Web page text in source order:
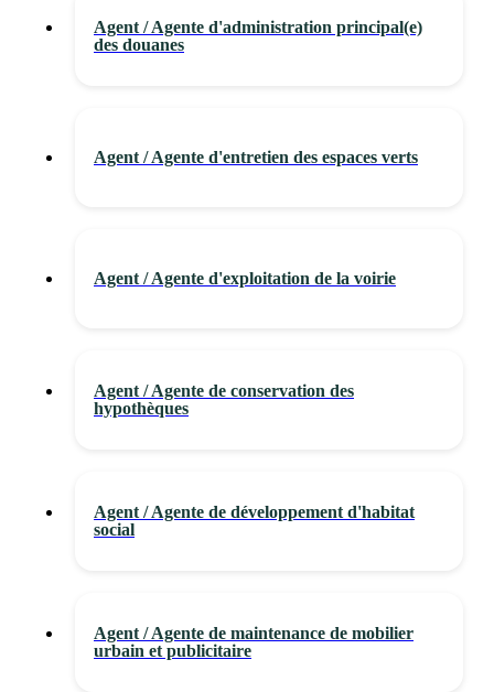
Agent / Agente d'administration principal(e)
des douanes
Agent / Agente d'entretien des espaces verts
Agent / Agente d'exploitation de la voirie
Agent / Agente de conservation des
hypothèques
Agent / Agente de développement d'habitat
social
Agent / Agente de maintenance de mobilier
urbain et publicitaire